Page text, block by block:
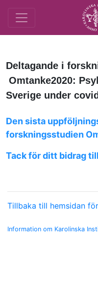
Deltagande i
Omtanke2020:
Sverige under
Den sista
forskningsstudien
Tack för ditt bidrag
Tillbaka till hemsidan
Information om Karolinska